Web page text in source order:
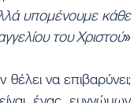
υπομένουμε κάθε
του Χριστού»
να επιβαρύνει;